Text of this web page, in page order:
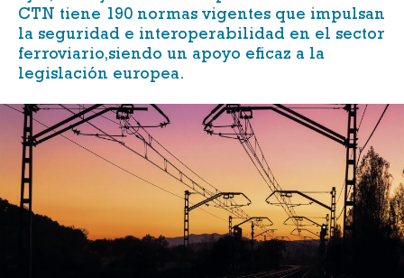
CTN tiene 190 normas vigentes que impulsan
la seguridad e interoperabilidad en el sector
ferroviario,siendo un apoyo eficaz a la
legislación europea.